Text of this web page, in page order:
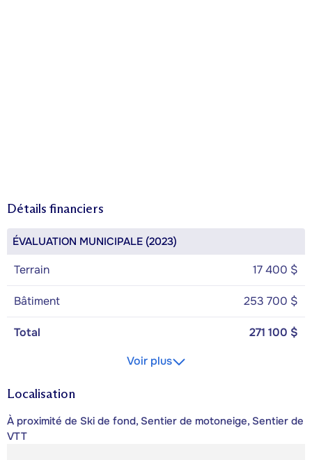
Détails financiers
ÉVALUATION MUNICIPALE (2023)
Terrain 17 400 $
Bâtiment 253 700 $
Total
271 100 $
Voir plus
Localisation
À proximité de Ski de fond, Sentier de motoneige, Sentier de
VTT